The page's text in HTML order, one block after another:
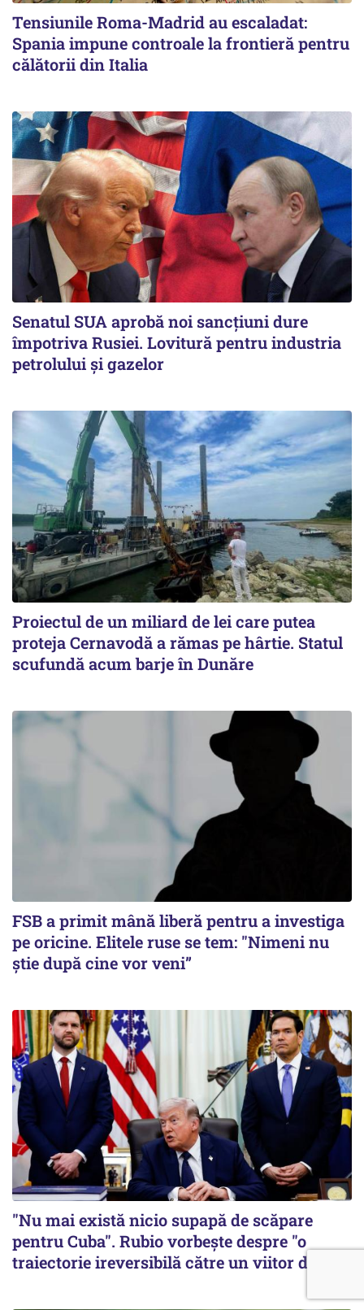
Tensiunile Roma-Madrid au escaladat:
Spania impune controale la frontieră pentru
călătorii din Italia
Senatul SUA aprobă noi sancțiuni dure
împotriva Rusiei. Lovitură pentru industria
petrolului și gazelor
Proiectul de un miliard de lei care putea
proteja Cernavodă a rămas pe hârtie. Statul
scufundă acum barje în Dunăre
FSB a primit mână liberă pentru a investiga
pe oricine. Elitele ruse se tem: "Nimeni nu
știe după cine vor veni”
"Nu mai există nicio supapă de scăpare
pentru Cuba". Rubio vorbește despre "o
traiectorie ireversibilă către un viitor diferit"